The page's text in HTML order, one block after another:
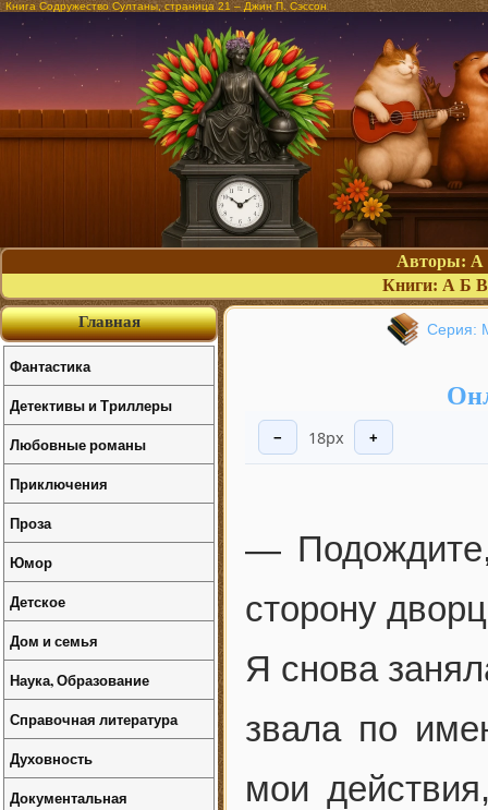
Книга Содружество Султаны, страница 21 – Джин П. Сэссон
Авторы: А
Книги: А Б В
Серия:
− 18px +
—
сторону
Я снова
звала по
мои
Главная
Фантастика
Детективы и Триллеры
Любовные романы
Приключения
Проза
Юмор
Детское
Дом и семья
Наука, Образование
Справочная литература
Духовность
Документальная